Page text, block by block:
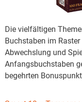
Die vielfältigen
Buchstaben im
Abwechslung und
Anfangsbuchstaben
begehrten